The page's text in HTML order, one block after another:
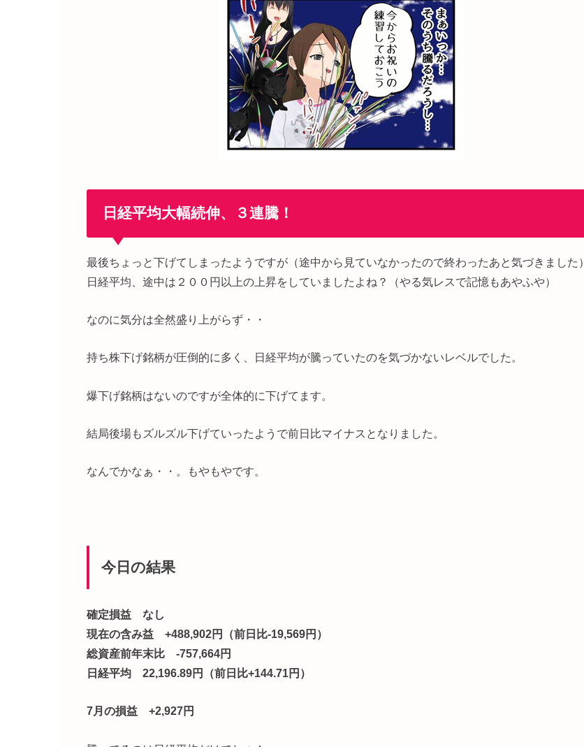
日経平均大幅続伸、３連騰！
最後ちょっと下げてしまったようですが（途中から見ていなかったので終わったあと気づきました）
日経平均、途中は２００円以上の上昇をしていましたよね？（やる気レスで記憶もあやふや）
なのに気分は全然盛り上がらず・・
持ち株下げ銘柄が圧倒的に多く、日経平均が騰っていたのを気づかないレベルでした。
爆下げ銘柄はないのですが全体的に下げてます。
結局後場もズルズル下げていったようで前日比マイナスとなりました。
なんでかなぁ・・。もやもやです。
今日の結果
確定損益 なし
現在の含み益 +488,902円（前日比-19,569円）
総資産前年末比 -757,664円
日経平均 22,196.89円（前日比+144.71円）
7月の損益 +2,927円